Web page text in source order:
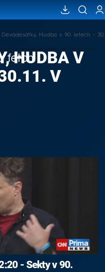
Devadesátky, Hudba v 90. letech -
fetch
HUDBA V
V
- Sekty v 90.